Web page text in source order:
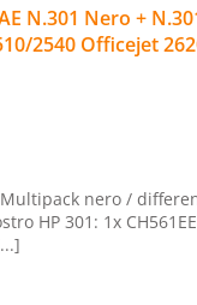
N.301 Nero +
2540 Officejet
Multipack nero /
HP 301: 1x